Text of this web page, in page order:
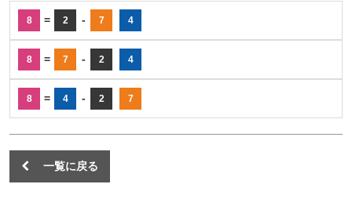
8 = 2 - 7 4
8 = 7 - 2 4
8 = 4 - 2 7
一覧に戻る